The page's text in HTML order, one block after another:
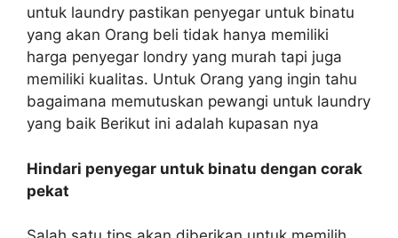
untuk laundry pastikan penyegar untuk binatu
yang akan Orang beli tidak hanya memiliki
harga penyegar londry yang murah tapi juga
memiliki kualitas. Untuk Orang yang ingin tahu
bagaimana memutuskan pewangi untuk laundry
yang baik Berikut ini adalah kupasan nya
Hindari penyegar untuk binatu dengan corak
pekat